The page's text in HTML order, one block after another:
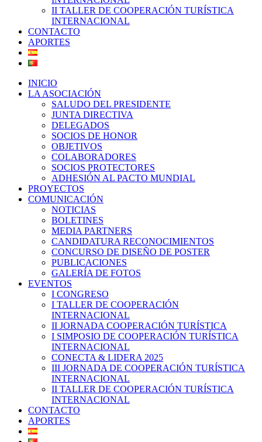
II TALLER DE COOPERACIÓN TURÍSTICA
INTERNACIONAL
CONTACTO
APORTES
INICIO
LA ASOCIACIÓN
SALUDO DEL PRESIDENTE
JUNTA DIRECTIVA
DELEGADOS
SOCIOS DE HONOR
OBJETIVOS
COLABORADORES
SOCIOS PROTECTORES
ADHESIÓN AL PACTO MUNDIAL
PROYECTOS
COMUNICACIÓN
NOTICIAS
BOLETINES
MEDIA PARTNERS
CANDIDATURA RECONOCIMIENTOS
CONCURSO DE DISEÑO DE POSTER
PUBLICACIONES
GALERÍA DE FOTOS
EVENTOS
I CONGRESO
I TALLER DE COOPERACIÓN
INTERNACIONAL
II JORNADA COOPERACIÓN TURÍSTICA
I SIMPOSIO DE COOPERACIÓN TURÍSTICA
INTERNACIONAL
CONECTA & LIDERA 2025
III JORNADA DE COOPERACIÓN TURÍSTICA
INTERNACIONAL
II TALLER DE COOPERACIÓN TURÍSTICA
INTERNACIONAL
CONTACTO
APORTES